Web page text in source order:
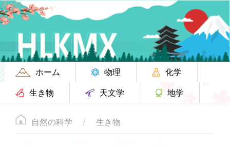
ホーム 物理
化学
生き物
天文学 地学
自然の科学 生き物